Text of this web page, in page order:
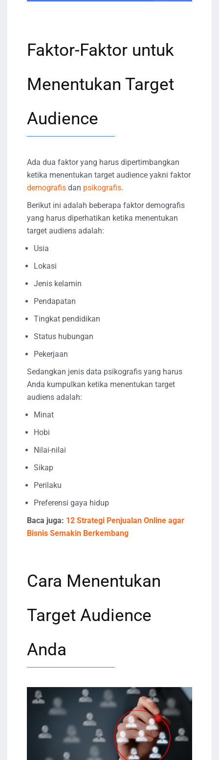
Faktor-Faktor untuk
Menentukan Target
Audience
Ada dua faktor yang harus dipertimbangkan
ketika menentukan target audience yakni faktor
demografis dan psikografis.
Berikut ini adalah beberapa faktor demografis
yang harus diperhatikan ketika menentukan
target audiens adalah:
Usia
Lokasi
Jenis kelamin
Pendapatan
Tingkat pendidikan
Status hubungan
Pekerjaan
Sedangkan jenis data psikografis yang harus
Anda kumpulkan ketika menentukan target
audiens adalah:
Minat
Hobi
Nilai-nilai
Sikap
Perilaku
Preferensi gaya hidup
Baca juga: 12 Strategi Penjualan Online agar
Bisnis Semakin Berkembang
Cara Menentukan
Target Audience
Anda